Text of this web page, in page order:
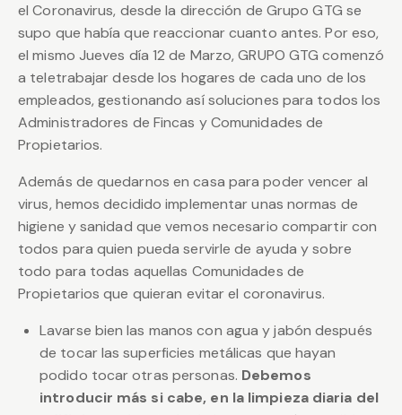
el Coronavirus, desde la dirección de Grupo GTG se
supo que había que reaccionar cuanto antes. Por eso,
el mismo Jueves día 12 de Marzo, GRUPO GTG comenzó
a teletrabajar desde los hogares de cada uno de los
empleados, gestionando así soluciones para todos los
Administradores de Fincas y Comunidades de
Propietarios.
Además de quedarnos en casa para poder vencer al
virus, hemos decidido implementar unas normas de
higiene y sanidad que vemos necesario compartir con
todos para quien pueda servirle de ayuda y sobre
todo para todas aquellas Comunidades de
Propietarios que quieran evitar el coronavirus.
Lavarse bien las manos con agua y jabón después
de tocar las superficies metálicas que hayan
podido tocar otras personas. Debemos
introducir más si cabe, en la limpieza diaria del